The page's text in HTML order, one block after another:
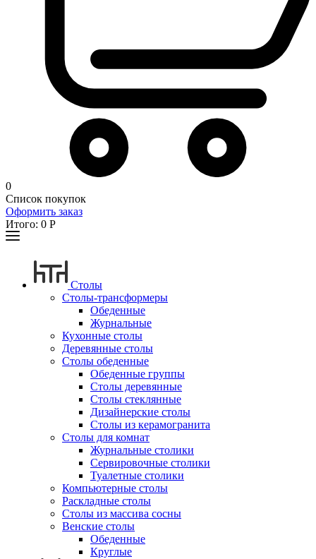
0
Список покупок
Оформить заказ
Итого: 0 Р
Столы
Столы-трансформеры
Обеденные
Журнальные
Кухонные столы
Деревянные столы
Столы обеденные
Обеденные группы
Столы деревянные
Столы стеклянные
Дизайнерские столы
Столы из керамогранита
Столы для комнат
Журнальные столики
Сервировочные столики
Туалетные столики
Компьютерные столы
Раскладные столы
Столы из массива сосны
Венские столы
Обеденные
Круглые